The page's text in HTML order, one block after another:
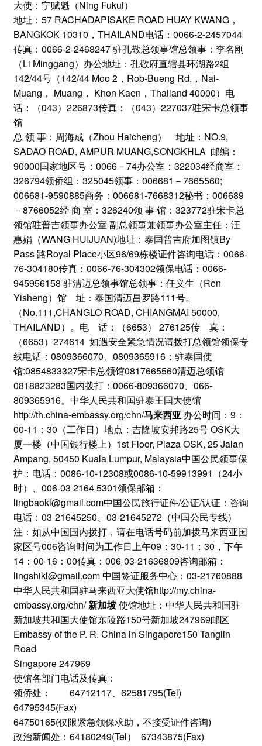
大使：宁赋魁（Ning Fukui）
地址：57 RACHADAPISAKE ROAD HUAY KWANG，
BANGKOK 10310，THAILAND电话：0066-2-2457044
传真：0066-2-2468247 驻孔敬总领事馆总领事：李名刚
（Li Minggang）办公地址：孔敬府直辖县环湖路2组
142/44号（142/44 Moo 2，Rob-Bueng Rd.，Nai-
Muang， Muang， Khon Kaen，Thailand 40000）电
话：（043）226873传真：（043）227037驻宋卡总领事
馆
总 领 事：周海成（Zhou Haicheng） 地址：NO.9,
SADAO ROAD, AMPUR MUANG,SONGKHLA 邮编：
90000国家地区号：0066－74办公室：322034经商室：
326794领侨组：325045领事：006681－7665560;
006681-9590885商务：006681-7668312秘书：006689
－8766052经 商 室：326240领 事 馆：323772驻宋卡总
领馆驻普吉领事办公室 副总领事兼领事办公室主任：汪
惠娟（WANG HUIJUAN)地址：泰国普吉府加图镇By
Pass 路Royal Place小区96/69栋楼证件咨询电话：0066-
76-304180传真：0066-76-304302领保电话：0066-
945956158 驻清迈总领事馆总领事：任义生（Ren
Yisheng）馆 址：泰国清迈昌罗路111号。
（No.111,CHANGLO ROAD, CHIANGMAI 50000,
THAILAND）。电 话：（6653） 276125传 真：
（6653）274614 如遇安全紧急情况请拨打总领馆领保专
线电话：0809366070、0809365916；驻泰国使
馆:0854833327宋卡总领馆0817665560清迈总领馆
0818823283国内拨打：0066-809366070、066-
809365916。中华人民共和国驻泰王国大使馆
http://th.china-embassy.org/chn/马来西亚办公时间：9：
00-11：30（工作日）地点：吉隆坡安邦路25号 OSK大
厦一楼（中国银行楼上）1st Floor, Plaza OSK, 25 Jalan
Ampang, 50450 Kuala Lumpur, Malaysia中国公民领事保
护：电话：0086-10-12308或0086-10-59913991（24小
时）、006-03 2164 5301领保邮箱：
lingbaokl@gmail.com中国公民旅行证件/公证/认证：咨询
电话：03-21645250、03-21645272（中国公民专线）
注：如从中国国内拨打，请在电话号码前加拨马来西亚国
家区号006咨询时间为工作日上午09：30-11：30，下午
14：00-16：00传真：006-03-21636809咨询邮箱：
lingshikl@gmail.com 中国签证服务中心：03-21760888
中华人民共和国驻马来西亚大使馆http://my.china-
embassy.org/chn/新加坡使馆地址：中华人民共和国驻
新加坡共和国大使馆东陵路150号新加坡247969邮区
Embassy of the P. R. China in Singapore150 Tanglin
Road
Singapore 247969
使馆各部门电话及传真：
领侨处： 64712117、62581795(Tel)
64795345(Fax)
64750165(仅限紧急领保求助，不接受证件咨询)
政治新闻处：64180249(Tel） 67343875(Fax)